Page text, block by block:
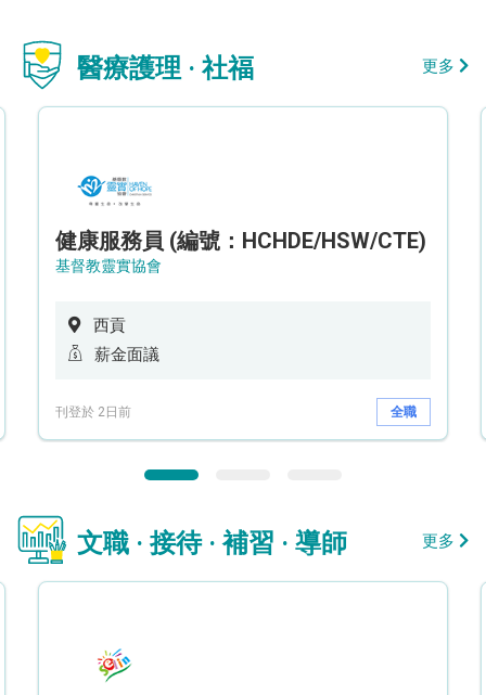
醫療護理 · 社福 更多
健康服務員 (編號：HCHDE/HSW/CTE)
基督教靈實協會
西貢
薪金面議
刊登於 2日前 全職
文職 · 接待 · 補習 · 導師 更多